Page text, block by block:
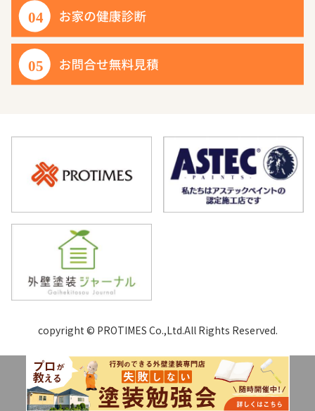
copyright © PROTIMES Co.,Ltd.All Rights Reserved.